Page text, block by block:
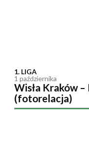
1. LIGA
1 października
Wisła Kraków
(fotorelacja)